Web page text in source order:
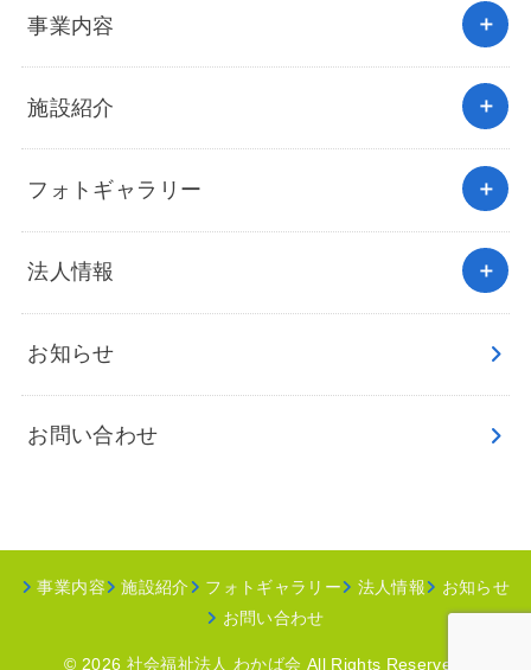
事業内容
施設紹介
フォトギャラリー
法人情報
お知らせ
お問い合わせ
事業内容 施設紹介 フォトギャラリー 法人情報
お知らせ
お問い合わせ
© 2026 社会福祉法人 わかば会 All Rights Reserved.